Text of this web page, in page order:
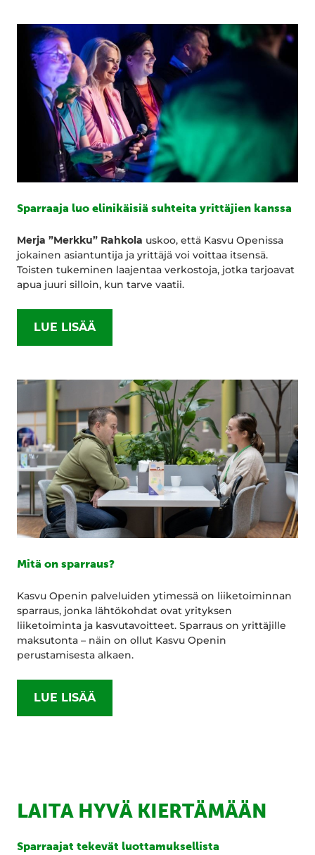
Sparraaja luo elinikäisiä suhteita yrittäjien kanssa
Merja ”Merkku” Rahkola uskoo, että Kasvu Openissa
jokainen asiantuntija ja yrittäjä voi voittaa itsensä.
Toisten tukeminen laajentaa verkostoja, jotka tarjoavat
apua juuri silloin, kun tarve vaatii.
LUE LISÄÄ
Mitä on sparraus?
Kasvu Openin palveluiden ytimessä on liiketoiminnan
sparraus, jonka lähtökohdat ovat yrityksen
liiketoiminta ja kasvutavoitteet. Sparraus on yrittäjille
maksutonta – näin on ollut Kasvu Openin
perustamisesta alkaen.
LUE LISÄÄ
LAITA HYVÄ KIERTÄMÄÄN
Sparraajat tekevät luottamuksellista